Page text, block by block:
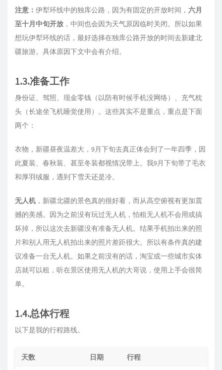
注意： 伊犁环线中的独库公路，因为有固定的开放时间， 六月
至十月中旬开放 ，中间也会因为天气原因临时关闭。所以如果
想玩伊犁环线的话，最好选择在独库公路开放的时间去新建北
疆旅游。具体原因下文中会有介绍。
1.3.准备工作
身份证、驾照、现金零钱（以防有时候手机没网络）、充气枕
头（长途坐飞机睡觉使用）。这些其实不是重点，重点是下面
两个：
衣物，新疆昼夜温差大，9月下旬去真正体会到了一年四季，因
此夏装、春秋装、甚至冬装都视情况带上。我9月下旬带了毛衣
和厚羽绒服，遇到下雪天还是冷。
无人机 ，新疆北疆的景色真的很好看，而从高空俯视有更加震
撼的美感。因为之前没有玩过无人机，怕租无人机不会用或搞
坏掉，所以这次去新疆没有准备无人机。结果手机拍出来的照
片和别人用无人机拍出来的照片差距很大。所以有条件真的建
议准备一台无人机。如果之前没有的话，淘宝或一些城市实体
店就可以租，听在景区使用无人机的大哥说，使用上手会很简
单。
1.4.总体行程
以下是我的行程路线。
天数 日期 行程